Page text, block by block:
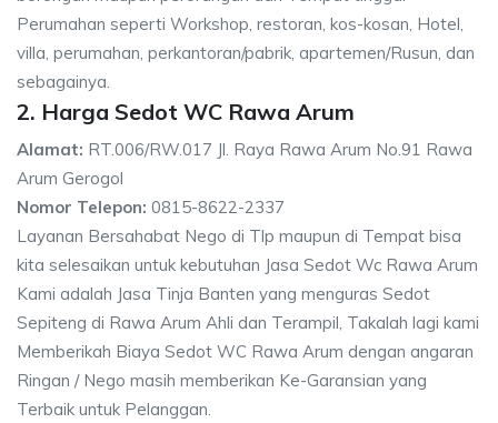
Perumahan seperti Workshop, restoran, kos-kosan, Hotel,
villa, perumahan, perkantoran/pabrik, apartemen/Rusun, dan
sebagainya.
2. Harga Sedot WC Rawa Arum
Alamat: RT.006/RW.017 Jl. Raya Rawa Arum No.91 Rawa
Arum Gerogol
Nomor Telepon: 0815-8622-2337
Layanan Bersahabat Nego di Tlp maupun di Tempat bisa
kita selesaikan untuk kebutuhan Jasa Sedot Wc Rawa Arum
Kami adalah Jasa Tinja Banten yang menguras Sedot
Sepiteng di Rawa Arum Ahli dan Terampil, Takalah lagi kami
Memberikah Biaya Sedot WC Rawa Arum dengan angaran
Ringan / Nego masih memberikan Ke-Garansian yang
Terbaik untuk Pelanggan.